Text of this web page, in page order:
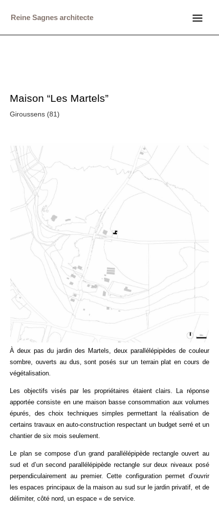
Reine Sagnes architecte
Maison “Les Martels”
Giroussens (81)
À deux pas du jardin des Martels, deux parallélépipèdes de couleur
sombre, ouverts au dus, sont posés sur un terrain plat en cours de
végétalisation.
Les objectifs visés par les propriétaires étaient clairs. La réponse
apportée consiste en une maison basse consommation aux volumes
épurés, des choix techniques simples permettant la réalisation de
certains travaux en auto-construction respectant un budget serré et un
chantier de six mois seulement.
Le plan se compose d’un grand parallélépipède rectangle ouvert au
sud et d’un second parallélépipède rectangle sur deux niveaux posé
perpendiculairement au premier. Cette configuration permet d’ouvrir
les espaces principaux de la maison au sud sur le jardin privatif, et de
délimiter, côté nord, un espace « de service.